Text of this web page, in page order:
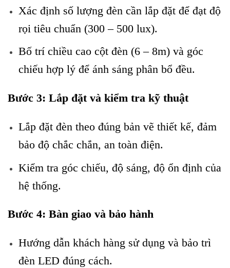
Xác định số lượng đèn cần lắp đặt để đạt độ
rọi tiêu chuẩn (300 – 500 lux).
Bố trí chiều cao cột đèn (6 – 8m) và góc
chiếu hợp lý để ánh sáng phân bổ đều.
Bước 3: Lắp đặt và kiểm tra kỹ thuật
Lắp đặt đèn theo đúng bản vẽ thiết kế, đảm
bảo độ chắc chắn, an toàn điện.
Kiểm tra góc chiếu, độ sáng, độ ổn định của
hệ thống.
Bước 4: Bàn giao và bảo hành
Hướng dẫn khách hàng sử dụng và bảo trì
đèn LED đúng cách.